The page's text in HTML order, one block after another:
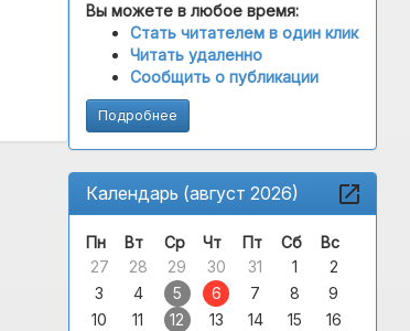
Вы можете в любое время:
Стать читателем в один клик
Читать удаленно
Сообщить о публикации
Подробнее
Календарь (август 2026)
Пн Вт Ср Чт Пт Сб
Вс
27
28 29 30 31 1
2
3
4 5 6 7 8
9
10
11 12 13 14 15
16